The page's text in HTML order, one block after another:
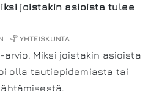
joistakin asioista tulee
YHTEISKUNTA
Miksi joistakin asioista
olla tautiepidemiasta tai